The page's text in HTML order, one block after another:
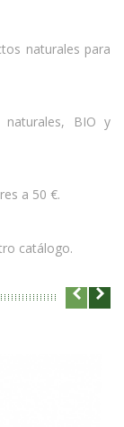
naturales para
naturales, BIO y
a 50 €.
catálogo.